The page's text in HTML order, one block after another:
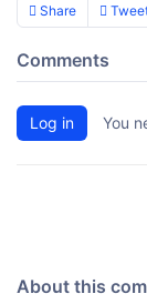
Share
Comments
Log in You
About this